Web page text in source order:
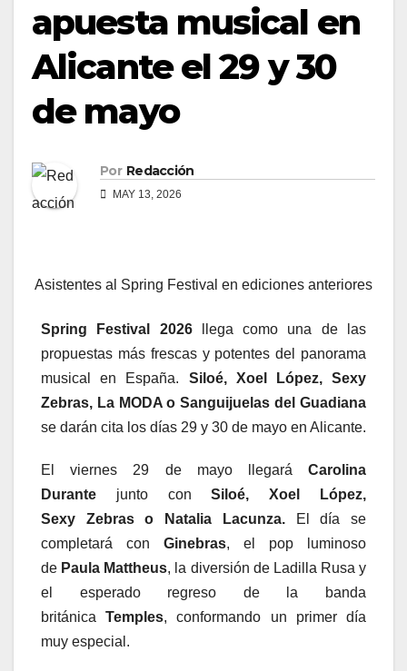
apuesta musical en
Alicante el 29 y 30
de mayo
Por Redacción
MAY 13, 2026
Asistentes al Spring Festival en ediciones anteriores
Spring Festival 2026llega como una de las
propuestas más frescas y potentes del panorama
musical en España. Siloé, Xoel López, Sexy
Zebras, La MODA o Sanguijuelas del Guadiana
se darán cita los días 29 y 30 de mayo en Alicante.
El viernes 29 de mayo llegará Carolina
Durante junto conSiloé, Xoel López,
Sexy Zebras o Natalia Lacunza.El día se
completará con Ginebras, el pop luminoso
de Paula Mattheus, la diversión de Ladilla Rusa y
el esperado regreso de la banda
británicaTemples, conformando un primer día
muy especial.